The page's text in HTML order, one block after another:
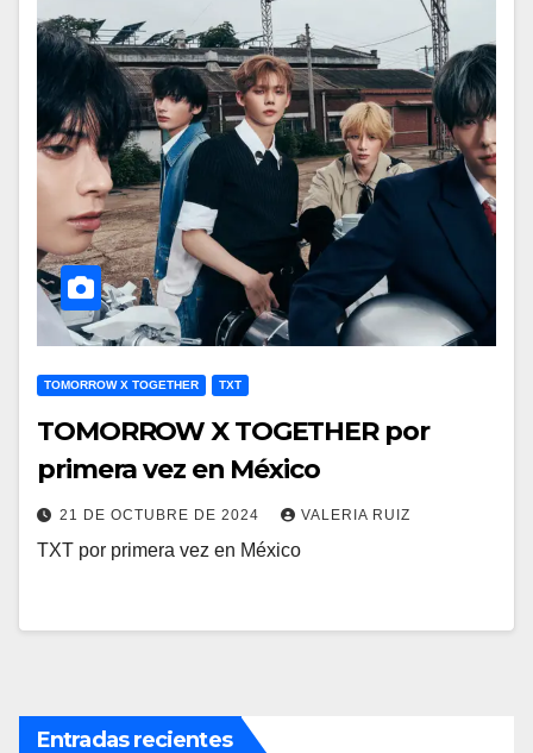
TOMORROW X TOGETHER TXT
TOMORROW X TOGETHER por
primera vez en México
21 DE OCTUBRE DE 2024 VALERIA RUIZ
TXT por primera vez en México
Entradas recientes